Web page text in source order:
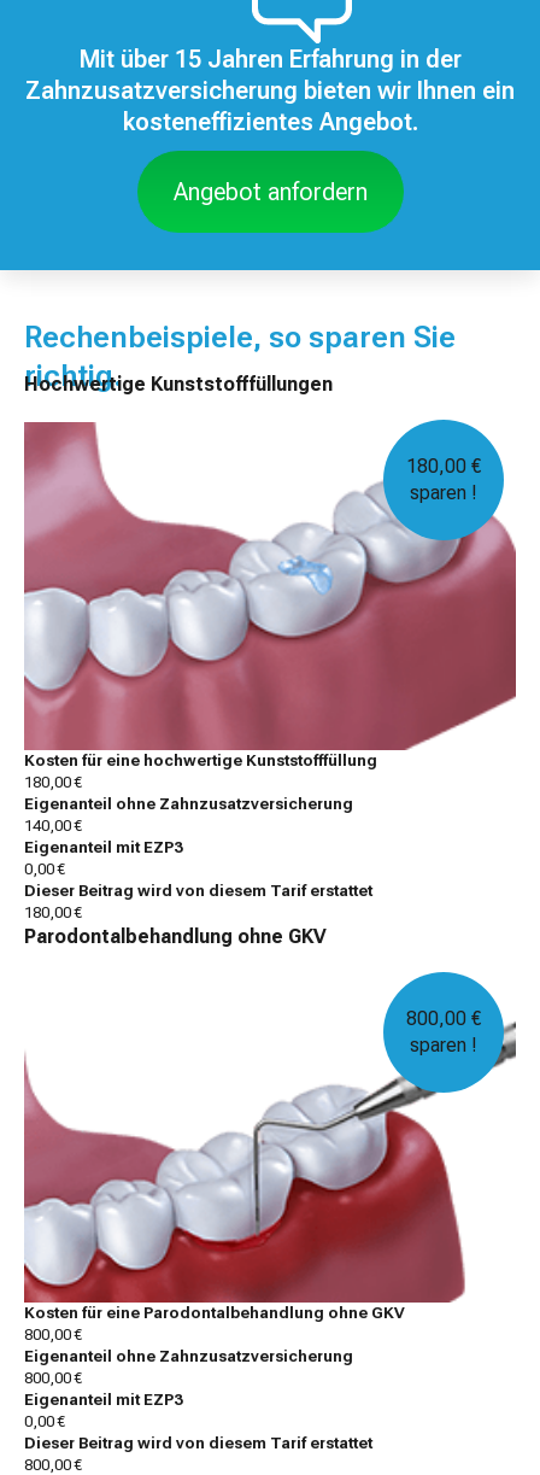
Mit über 15 Jahren Erfahrung in der
Zahnzusatzversicherung bieten wir Ihnen ein
kosteneffizientes Angebot.
Angebot anfordern
Rechenbeispiele, so sparen Sie
richtig.
Hochwertige Kunststofffüllungen
180,00 €
sparen !
Kosten für eine hochwertige Kunststofffüllung
180,00 €
Eigenanteil ohne Zahnzusatzversicherung
140,00 €
Eigenanteil mit EZP3
0,00 €
Dieser Beitrag wird von diesem Tarif erstattet
180,00 €
Parodontalbehandlung ohne GKV
800,00 €
sparen !
Kosten für eine Parodontalbehandlung ohne GKV
800,00 €
Eigenanteil ohne Zahnzusatzversicherung
800,00 €
Eigenanteil mit EZP3
0,00 €
Dieser Beitrag wird von diesem Tarif erstattet
800,00 €